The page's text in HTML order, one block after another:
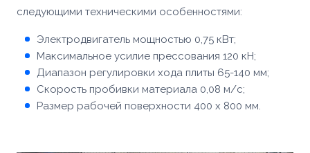
следующими техническими особенностями:
Электродвигатель мощностью 0,75 кВт;
Максимальное усилие прессования 120 кН;
Диапазон регулировки хода плиты 65-140 мм;
Скорость пробивки материала 0,08 м/с;
Размер рабочей поверхности 400 х 800 мм.